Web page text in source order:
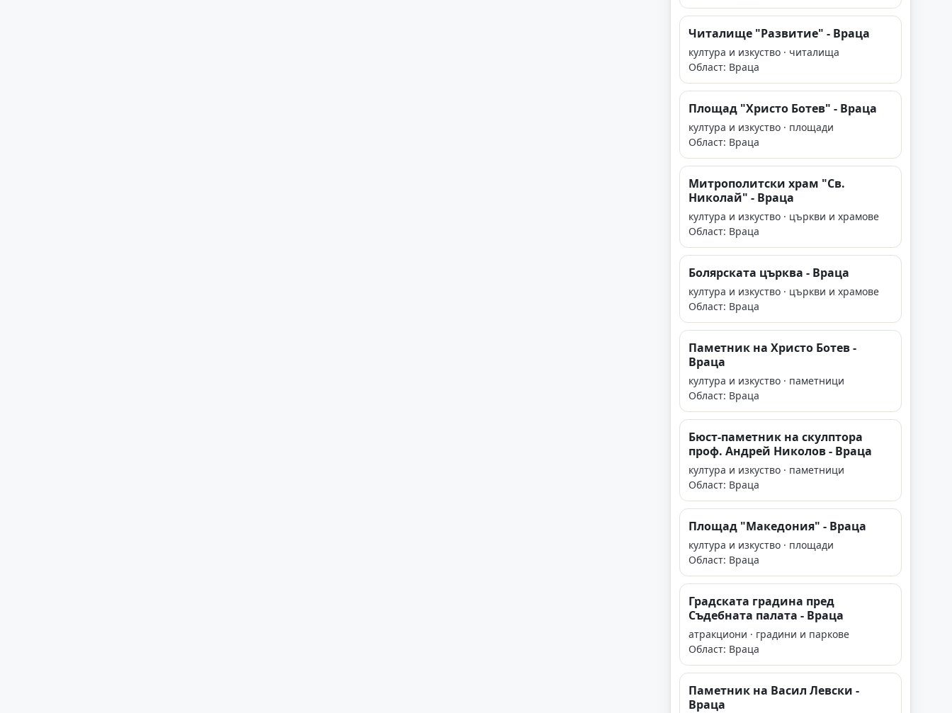
Читалище "Развитие" - Враца
култура и изкуство · читалища
Област: Враца
Площад "Христо Ботев" - Враца
култура и изкуство · площади
Област: Враца
Митрополитски храм "Св.
Николай" - Враца
култура и изкуство · църкви и храмове
Област: Враца
Болярската църква - Враца
култура и изкуство · църкви и храмове
Област: Враца
Паметник на Христо Ботев -
Враца
култура и изкуство · паметници
Област: Враца
Бюст-паметник на скулптора
проф. Андрей Николов - Враца
култура и изкуство · паметници
Област: Враца
Площад "Македония" - Враца
култура и изкуство · площади
Област: Враца
Градската градина пред
Съдебната палата - Враца
атракциони · градини и паркове
Област: Враца
Паметник на Васил Левски -
Враца